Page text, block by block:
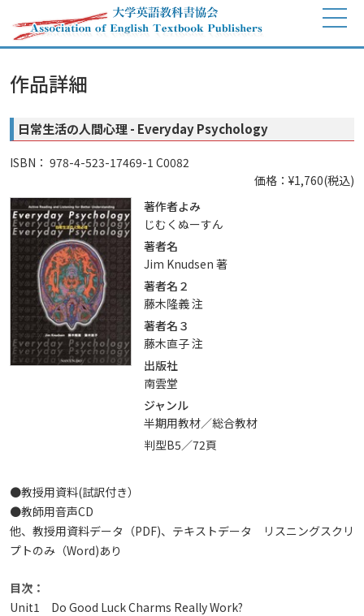
作品詳細
日常生活の人間心理 - Everyday Psychology
ISBN： 978-4-523-17469-1 C0082
価格：¥1,760(税込)
著作者よみ
じむくぬーすん
著者名
Jim Knudsen 著
著者名２
藤木隆義 注
著者名３
藤木直子 注
出版社
南雲堂
ジャンル
半期用教材／総合教材
判型B5／72頁
●教授用資料(試訳付き）
●教師用音声CD
他、教授用資料データ（PDF)、テキストデータ リスニングスクリ
プトのみ（Word)あり
目次：
Unit1 Do Good Luck Charms Really Work?